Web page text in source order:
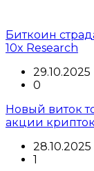
Биткоин
10x Research
29.10.2025
0
Новый виток
акции
28.10.2025
1